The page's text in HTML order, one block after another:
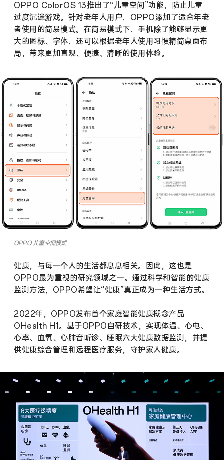
OPPO ColorOS 13推出了“儿童空间”功能，防止儿童
过度沉迷游戏。针对老年人用户，OPPO添加了适合年老
者使用的简易模式。在简易模式下，手机除了能够显示更
大的图标、字体，还可以根据老年人使用习惯精简桌面布
局，带来更加直观、便捷、清晰的使用体验。
OPPO 儿童空间模式
健康，与每一个人的生活都息息相关。因此，这也是
OPPO最为重视的研究领域之一。通过科学和智能的健康
监测方法，OPPO希望让“健康”真正成为一种生活方式。
2022年，OPPO发布首个家庭智能健康概念产品
OHealth H1。基于OPPO自研技术，实现体温、心电、
心率、血氧、心肺音听诊、睡眠六大健康数据监测，并提
供健康综合管理和远程医疗服务，守护家人健康。